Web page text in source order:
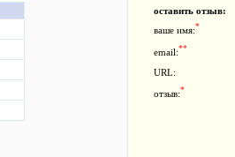
оставить отзыв:
ваше имя:*
email:**
URL:
отзыв:*